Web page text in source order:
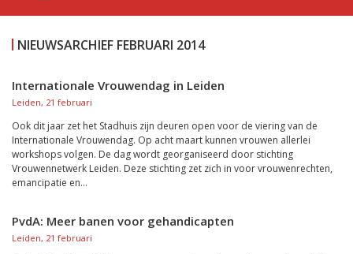
De avond van Sleutelstad
Inklappen
NIEUWSARCHIEF FEBRUARI 2014
Internationale Vrouwendag in Leiden
Leiden, 21 februari
Ook dit jaar zet het Stadhuis zijn deuren open voor de viering van de
Internationale Vrouwendag. Op acht maart kunnen vrouwen allerlei
workshops volgen. De dag wordt georganiseerd door stichting
Vrouwennetwerk Leiden. Deze stichting zet zich in voor vrouwenrechten,
emancipatie en...
PvdA: Meer banen voor gehandicapten
Leiden, 21 februari